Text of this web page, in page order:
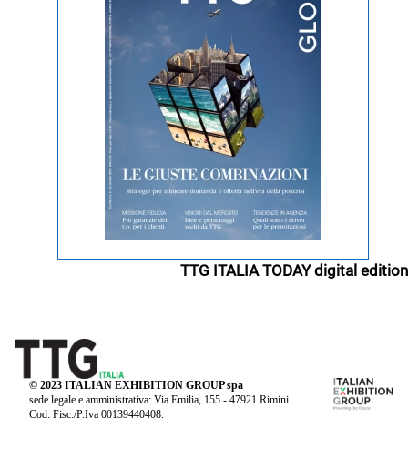
TTG ITALIA TODAY digital edition
© 2023 ITALIAN EXHIBITION GROUP spa
sede legale e amministrativa: Via Emilia, 155 - 47921 Rimini
Cod. Fisc./P.Iva 00139440408.